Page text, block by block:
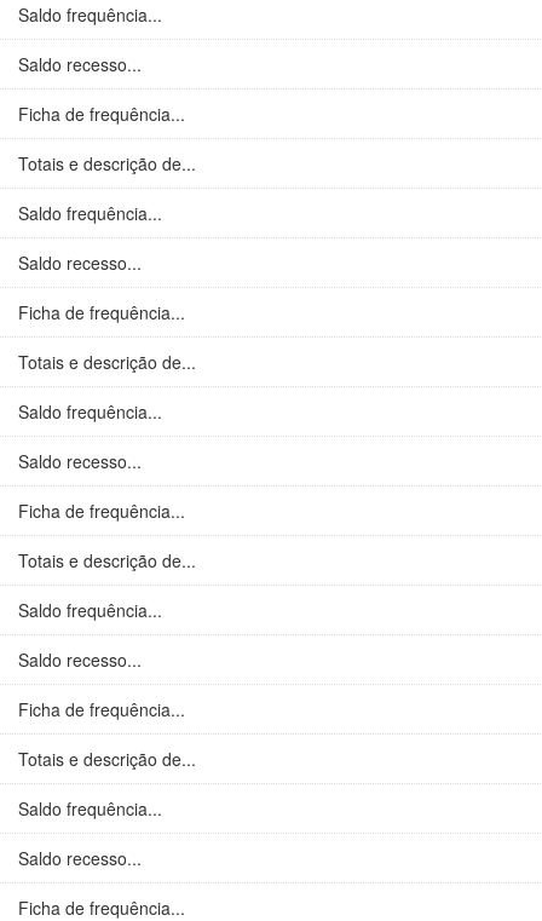
Saldo frequência...
Saldo recesso...
Ficha de frequência...
Totais e descrição de...
Saldo frequência...
Saldo recesso...
Ficha de frequência...
Totais e descrição de...
Saldo frequência...
Saldo recesso...
Ficha de frequência...
Totais e descrição de...
Saldo frequência...
Saldo recesso...
Ficha de frequência...
Totais e descrição de...
Saldo frequência...
Saldo recesso...
Ficha de frequência...